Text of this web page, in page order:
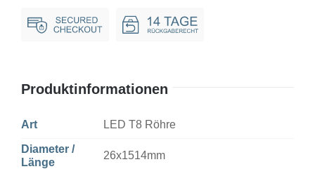
Milky
Menge
Produktinformationen
Art LED T8 Röhre
Diameter /
Länge
26x1514mm